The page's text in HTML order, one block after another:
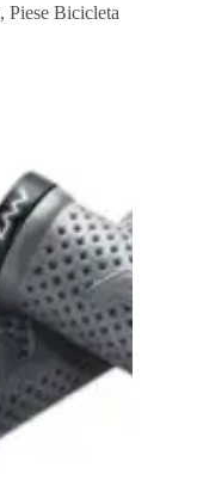
, Piese Bicicleta